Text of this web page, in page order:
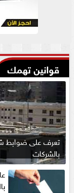
قوانين تهمك
تعرف على ضوابط
بالشركات